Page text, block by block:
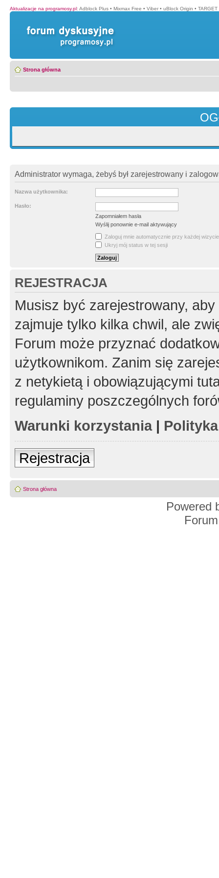
Aktualizacje na programosy.pl: Adblock Plus • Mixmax Free • Viber • uBlock Origin •
Strona główna
Administrator wymaga, żebyś był zarejestrowany i
Nazwa użytkownika:
Hasło:
Zapomniałem hasła
Wyślij ponownie e-mail aktywujący
Zaloguj mnie automatycznie przy każdej wizycie
Ukryj mój status w tej sesji
REJESTRACJA
Musisz być zarejestrowany,
zajmuje tylko kilka chwil, ale
Forum może przyznać
użytkownikom. Zanim się
z netykietą i obowiązującymi
regulaminy poszczególnych
Warunki korzystania|
Rejestracja
Strona główna
Powered